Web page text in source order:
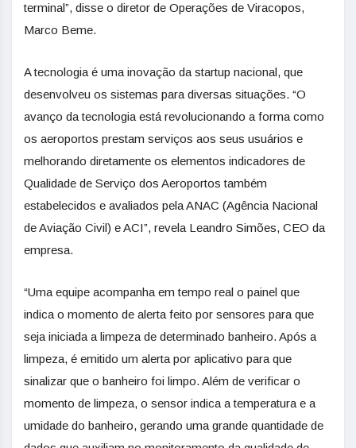
terminal”, disse o diretor de Operações de Viracopos,
Marco Beme.
A tecnologia é uma inovação da startup nacional, que
desenvolveu os sistemas para diversas situações. “O
avanço da tecnologia está revolucionando a forma como
os aeroportos prestam serviços aos seus usuários e
melhorando diretamente os elementos indicadores de
Qualidade de Serviço dos Aeroportos também
estabelecidos e avaliados pela ANAC (Agência Nacional
de Aviação Civil) e ACI”, revela Leandro Simões, CEO da
empresa.
“Uma equipe acompanha em tempo real o painel que
indica o momento de alerta feito por sensores para que
seja iniciada a limpeza de determinado banheiro. Após a
limpeza, é emitido um alerta por aplicativo para que
sinalizar que o banheiro foi limpo. Além de verificar o
momento de limpeza, o sensor indica a temperatura e a
umidade do banheiro, gerando uma grande quantidade de